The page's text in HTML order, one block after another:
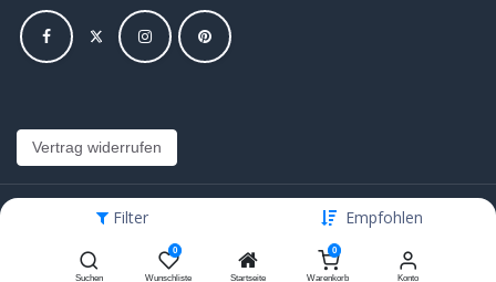
Filter Empfohlen
Suchen
0
Wunschliste Startseite
0
Warenkorb Konto
Vertrag widerrufen
Copyright © Hajus AG - Alle Rechte vorbehalten
Bearbeite Einstellungen